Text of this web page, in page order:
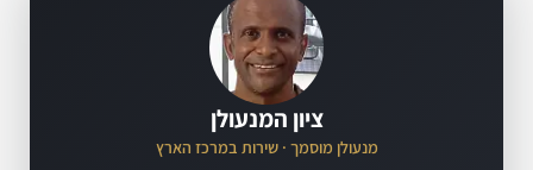
ציון המנעולן
מנעולן מוסמך · שירות במרכז הארץ